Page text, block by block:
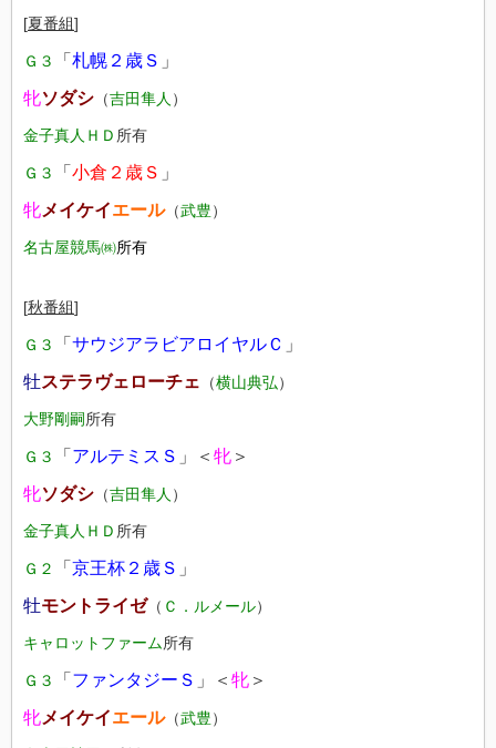
[夏番組]
Ｇ３ 「 札幌２歳Ｓ 」
牝ソダシ （吉田隼人 ）
金子真人ＨＤ 所有
Ｇ３ 「 小倉２歳Ｓ 」
牝メイケイエール（武豊）
名古屋競馬㈱所有
[秋番組]
Ｇ３ 「 サウジアラビアロイヤルＣ 」
牡ステラヴェローチェ （横山典弘）
大野剛嗣所有
Ｇ３ 「 アルテミスＳ 」＜ 牝 ＞
牝ソダシ （吉田隼人 ）
金子真人ＨＤ 所有
Ｇ２ 「 京王杯２歳Ｓ 」
牡モントライゼ（ Ｃ．ルメール）
キャロットファーム所有
Ｇ３ 「 ファンタジーＳ 」＜ 牝 ＞
牝メイケイエール（武豊）